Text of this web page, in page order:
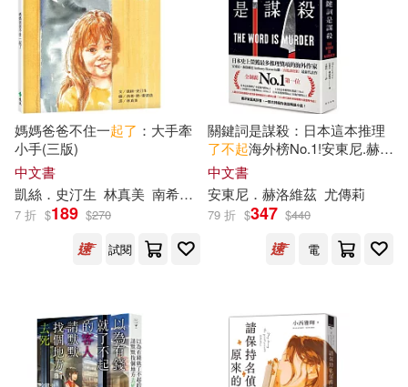
（美）弗朗西斯·斯科特·菲茨傑拉德
(美)菲茨傑拉德(9)
(美)莎梅特(8)
（日）多湖輝，（日）水野良太郎
（美）麥嬌莉·溫曼·莎梅特(8)
出版社 (可複選)
化學工業出版社(58)
中信出版社(44)
人民郵電出版社(39)
機械工業出版社(20)
展開
配送方式 (可複選)
可超商取貨(912)
媽媽爸爸不住一起了 ：大手牽
小手(三版)
中文書
凱絲．史汀生 林真美 南希．路．雷諾茲（Nancy Lou Reynolds）
7 折 $189 $270
試閱
關鍵詞是謀殺：日本這本推理
了不起海外榜No.1!安東尼.赫洛
維茲繼《喜鵲謀殺案》最新代
表作
中文書
安東尼．赫洛維茲 尤傳莉
79 折 $347 $440
電